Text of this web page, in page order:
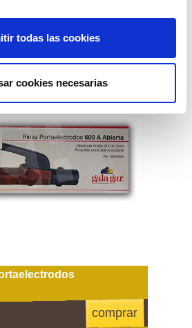
todas las cookies
cookies necesarias
comprar